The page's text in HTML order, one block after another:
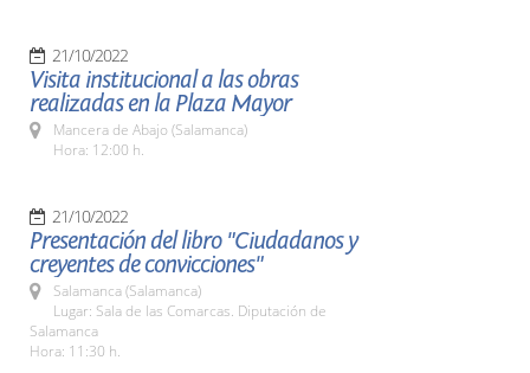
21/10/2022
Visita institucional a las obras
realizadas en la Plaza Mayor
Mancera de Abajo (Salamanca)
Hora: 12:00 h.
21/10/2022
Presentación del libro "Ciudadanos y
creyentes de convicciones"
Salamanca (Salamanca)
Lugar: Sala de las Comarcas. Diputación de
Salamanca
Hora: 11:30 h.